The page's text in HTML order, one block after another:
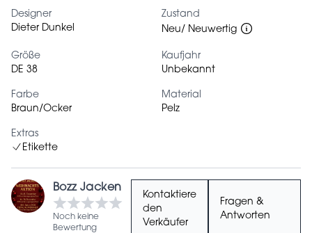
Designer
Dieter Dunkel
Zustand
Neu/ Neuwertig
Größe
DE 38
Kaufjahr
Unbekannt
Farbe
Braun/Ocker
Material
Pelz
Extras
Etikette
Bozz Jacken
Noch keine
Bewertung
Kontaktiere
den
Verkäufer
Fragen &
Antworten